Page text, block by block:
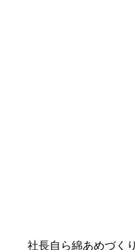
社長自ら綿あめづく